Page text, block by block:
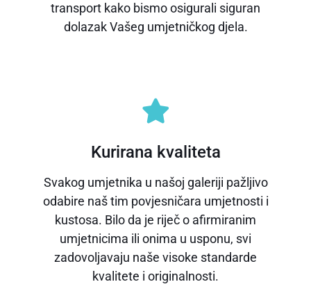
transport kako bismo osigurali siguran
dolazak Vašeg umjetničkog djela.
Kurirana kvaliteta
Svakog umjetnika u našoj galeriji pažljivo
odabire naš tim povjesničara umjetnosti i
kustosa. Bilo da je riječ o afirmiranim
umjetnicima ili onima u usponu, svi
zadovoljavaju naše visoke standarde
kvalitete i originalnosti.